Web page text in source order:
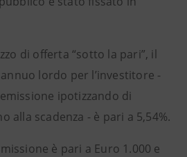
di offerta “sotto la pari”, il
lordo per l’investitore -
ipotizzando di
alla scadenza - è pari a 5,54%.
è pari a Euro 1.000 e